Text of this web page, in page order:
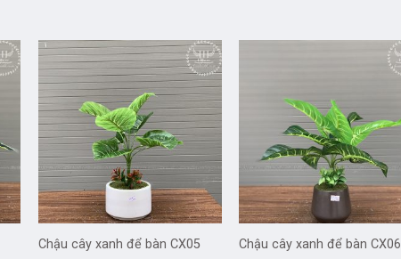
Chậu cây xanh để bàn CX05 Chậu cây xanh để bàn CX06